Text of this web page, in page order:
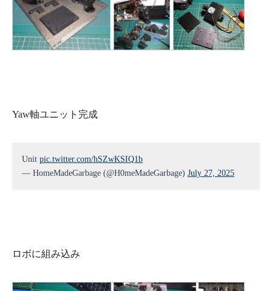
Yaw軸ユニット完成
Unit pic.twitter.com/hSZwKSIQ1b
— HomeMadeGarbage (@H0meMadeGarbage) July 27, 2025
ロボに組み込み